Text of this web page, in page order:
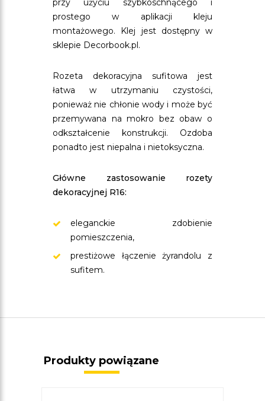
przy użyciu szybkoschnącego i
prostego w aplikacji kleju
montażowego. Klej jest dostępny w
sklepie Decorbook.pl.
Rozeta dekoracyjna sufitowa jest
łatwa w utrzymaniu czystości,
ponieważ nie chłonie wody i może być
przemywana na mokro bez obaw o
odkształcenie konstrukcji. Ozdoba
ponadto jest niepalna i nietoksyczna.
Główne zastosowanie rozety
dekoracyjnej R16:
eleganckie zdobienie
pomieszczenia,
prestiżowe łączenie żyrandolu z
sufitem.
Produkty powiązane